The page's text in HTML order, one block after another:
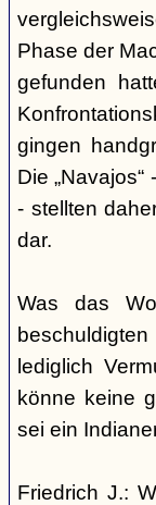
Phase der
gefunden
gingen
Die
- stellten
dar.
Was das
lediglich
könne keine
sei ein
Friedrich J.: